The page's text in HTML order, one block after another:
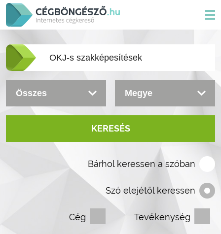
KERESÉS
Bárhol keressen a szóban
Szó elejétől keressen
Cég Tevékenység